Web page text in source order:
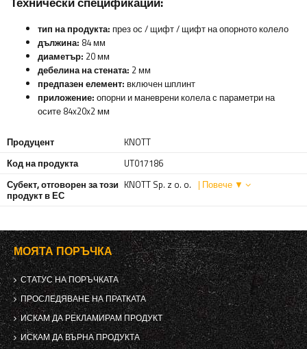
тип на продукта: през ос / щифт / щифт на опорното колело
дължина: 84 мм
диаметър: 20 мм
дебелина на стената: 2 мм
предпазен елемент: включен шплинт
приложение: опорни и маневрени колела с параметри на
осите 84x20x2 мм
Продуцент
KNOTT
Код на продукта
UT017186
Субект, отговорен за този
продукт в ЕС
KNOTT Sp. z o. o. | Повече ▼
МОЯТА ПОРЪЧКА
СТАТУС НА ПОРЪЧКАТА
ПРОСЛЕДЯВАНЕ НА ПРАТКАТА
ИСКАМ ДА РЕКЛАМИРАМ ПРОДУКТ
ИСКАМ ДА ВЪРНА ПРОДУКТА